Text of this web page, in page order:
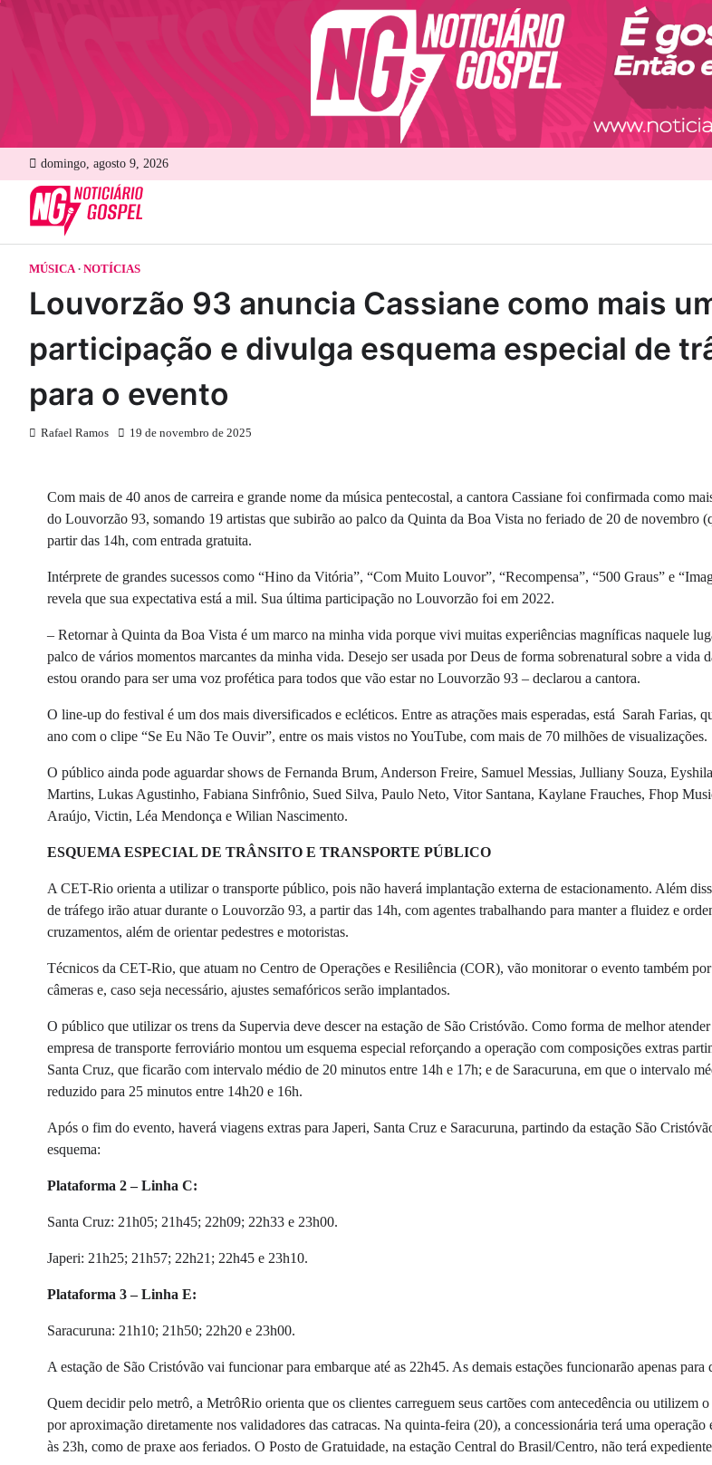
domingo, agosto 9, 2026
MÚSICA NOTÍCIAS
Louvorzão 93 anuncia Cassiane como mais
participação e divulga esquema especial de
para o evento
Rafael Ramos 19 de novembro de 2025
Com mais de 40 anos de carreira e grande nome da música pentecostal, a cantora Cassiane foi confirmada como
do Louvorzão 93, somando 19 artistas que subirão ao palco da Quinta da Boa Vista no feriado de 20 de novembro
partir das 14h, com entrada gratuita.
Intérprete de grandes sucessos como “Hino da Vitória”, “Com Muito Louvor”, “Recompensa”, “500 Graus” e
revela que sua expectativa está a mil. Sua última participação no Louvorzão foi em 2022.
– Retornar à Quinta da Boa Vista é um marco na minha vida porque vivi muitas experiências magníficas naquele
palco de vários momentos marcantes da minha vida. Desejo ser usada por Deus de forma sobrenatural sobre a vida
estou orando para ser uma voz profética para todos que vão estar no Louvorzão 93 – declarou a cantora.
O line-up do festival é um dos mais diversificados e ecléticos. Entre as atrações mais esperadas, está Sarah Farias,
ano com o clipe “Se Eu Não Te Ouvir”, entre os mais vistos no YouTube, com mais de 70 milhões de visualizações.
O público ainda pode aguardar shows de Fernanda Brum, Anderson Freire, Samuel Messias, Julliany Souza,
Martins, Lukas Agustinho, Fabiana Sinfrônio, Sued Silva, Paulo Neto, Vitor Santana, Kaylane Frauches, Fhop
Araújo, Victin, Léa Mendonça e Wilian Nascimento.
ESQUEMA ESPECIAL DE TRÂNSITO E TRANSPORTE PÚBLICO
A CET-Rio orienta a utilizar o transporte público, pois não haverá implantação externa de estacionamento. Além
de tráfego irão atuar durante o Louvorzão 93, a partir das 14h, com agentes trabalhando para manter a fluidez e
cruzamentos, além de orientar pedestres e motoristas.
Técnicos da CET-Rio, que atuam no Centro de Operações e Resiliência (COR), vão monitorar o evento também
câmeras e, caso seja necessário, ajustes semafóricos serão implantados.
O público que utilizar os trens da Supervia deve descer na estação de São Cristóvão. Como forma de melhor atender
empresa de transporte ferroviário montou um esquema especial reforçando a operação com composições extras
Santa Cruz, que ficarão com intervalo médio de 20 minutos entre 14h e 17h; e de Saracuruna, em que o intervalo
reduzido para 25 minutos entre 14h20 e 16h.
Após o fim do evento, haverá viagens extras para Japeri, Santa Cruz e Saracuruna, partindo da estação São
esquema:
Plataforma 2 – Linha C:
Santa Cruz: 21h05; 21h45; 22h09; 22h33 e 23h00.
Japeri: 21h25; 21h57; 22h21; 22h45 e 23h10.
Plataforma 3 – Linha E:
Saracuruna: 21h10; 21h50; 22h20 e 23h00.
A estação de São Cristóvão vai funcionar para embarque até as 22h45. As demais estações funcionarão apenas para
Quem decidir pelo metrô, a MetrôRio orienta que os clientes carreguem seus cartões com antecedência ou utilizem
por aproximação diretamente nos validadores das catracas. Na quinta-feira (20), a concessionária terá uma operação
às 23h, como de praxe aos feriados. O Posto de Gratuidade, na estação Central do Brasil/Centro, não terá